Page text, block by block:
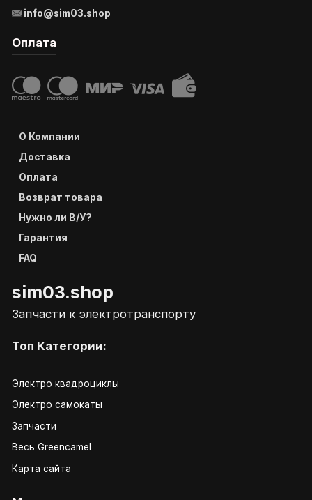
info@sim03.shop
Оплата
О Компании
Доставка
Оплата
Возврат товара
Нужно ли В/У?
Гарантия
FAQ
sim03.shop
Запчасти к электротранспорту
Топ Категории:
Электро квадроциклы
Электро самокаты
Запчасти
Весь Greencamel
Карта сайта